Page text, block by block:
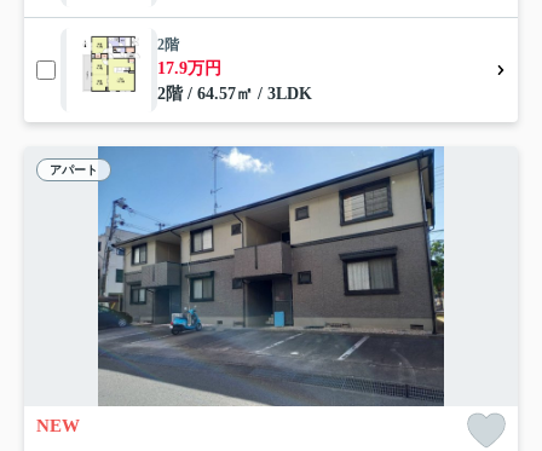
2階
17.9万円
2階 / 64.57㎡ / 3LDK
アパート
NEW